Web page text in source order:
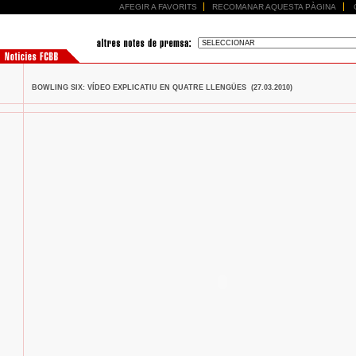
AFEGIR A FAVORITS RECOMANAR AQUESTA PÀGINA
BOWLING SIX: VÍDEO EXPLICATIU EN QUATRE LLENGÜES (27.03.2010)